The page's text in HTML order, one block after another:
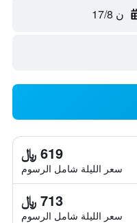
ن 17/8
619 ﷼
سعر الليلة شامل الرسوم
713 ﷼
سعر الليلة شامل الرسوم